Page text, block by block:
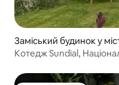
Заміський будинок у
Котедж Sundial,